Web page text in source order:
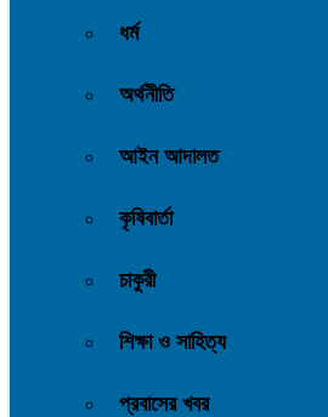
ধর্ম
অর্থনীতি
আইন আদালত
কৃষিবার্তা
চাকুরী
শিক্ষা ও সাহিত্য
প্রবাসের খবর